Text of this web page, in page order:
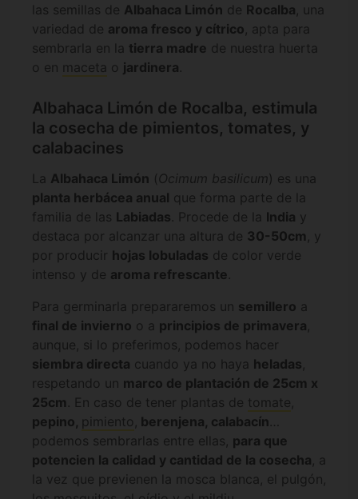
las semillas de Albahaca Limón de Rocalba, una
variedad de aroma fresco y cítrico, apta para
sembrarla en la tierra madre de nuestra huerta
o en maceta o jardinera.
Albahaca Limón de Rocalba, estimula
la cosecha de pimientos, tomates, y
calabacines
La Albahaca Limón ( Ocimum basilicum) es una
planta herbácea anual que forma parte de la
familia de las Labiadas. Procede de la India y
destaca por alcanzar una altura de 30-50cm , y
por producir hojas lobuladas de color verde
intenso y de aroma refrescante.
Para germinarla prepararemos un semillero a
final de invierno o a principios de primavera,
aunque, si lo preferimos, podemos hacer
siembra directa cuando ya no haya heladas,
respetando un marco de plantación de 25cm x
25cm . En caso de tener plantas de tomate,
pepino, pimiento , berenjena, calabacín…
podemos sembrarlas entre ellas, para que
potencien la calidad y cantidad de la cosecha, a
la vez que previenen la mosca blanca, el pulgón,